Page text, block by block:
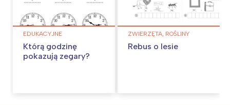
EDUKACYJNE
Którą godzinę
pokazują zegary?
ZWIERZĘTA, ROŚLINY
Rebus o lesie